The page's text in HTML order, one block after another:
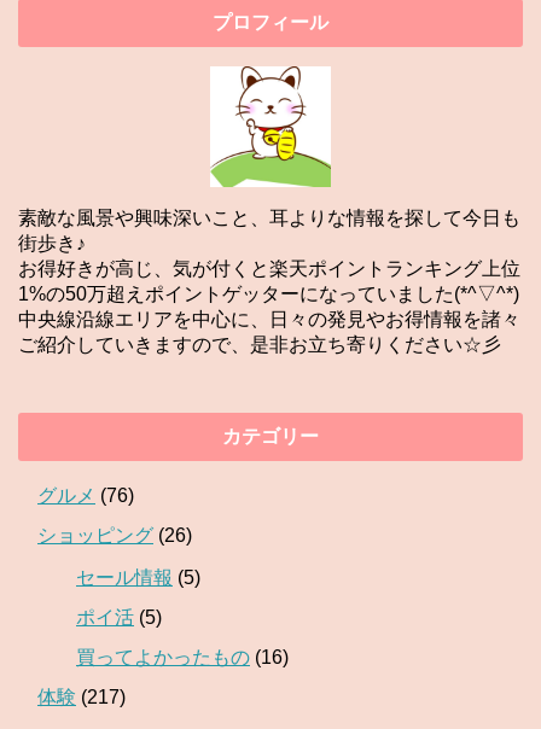
プロフィール
素敵な風景や興味深いこと、耳よりな情報を探して今日も
街歩き♪
お得好きが高じ、気が付くと楽天ポイントランキング上位
1%の50万超えポイントゲッターになっていました(*^▽^*)
中央線沿線エリアを中心に、日々の発見やお得情報を諸々
ご紹介していきますので、是非お立ち寄りください☆彡
カテゴリー
グルメ (76)
ショッピング (26)
セール情報 (5)
ポイ活 (5)
買ってよかったもの (16)
体験 (217)